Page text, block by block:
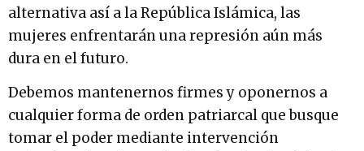
alternativa así a la República Islámica, las
mujeres enfrentarán una represión aún más
dura en el futuro.
Debemos mantenernos firmes y oponernos a
cualquier forma de orden patriarcal que busque
tomar el poder mediante intervención